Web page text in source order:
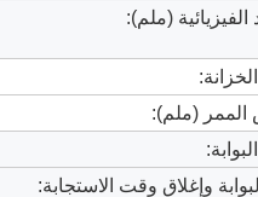
الفيزيائية (ملم):
(ملم):
وإغلاق وقت الاستجابة: